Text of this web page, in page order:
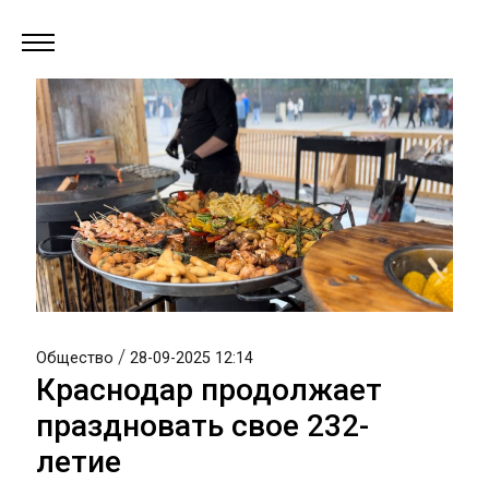
Общество / 28-09-2025 12:14
Краснодар продолжает
праздновать свое 232-
летие